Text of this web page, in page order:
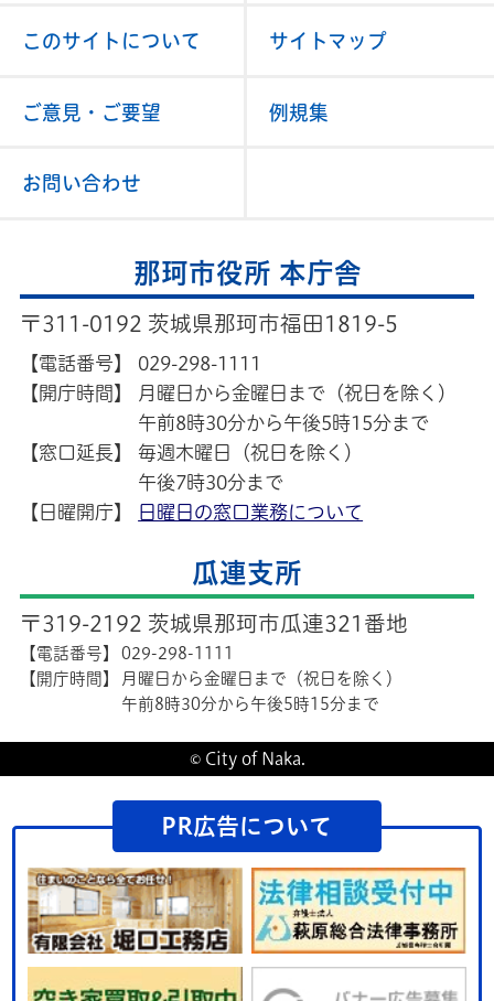
このサイトについて サイトマップ
ご意見・ご要望 例規集
お問い合わせ
那珂市役所 本庁舎
〒311-0192 茨城県那珂市福田1819-5
【電話番号】
029-298-1111
【開庁時間】
月曜日から金曜日まで（祝日を除く）
午前8時30分から午後5時15分まで
【窓口延長】
毎週木曜日（祝日を除く）
午後7時30分まで
【日曜開庁】
日曜日の窓口業務について
瓜連支所
〒319-2192 茨城県那珂市瓜連321番地
【電話番号】
029-298-1111
【開庁時間】
月曜日から金曜日まで（祝日を除く）
午前8時30分から午後5時15分まで
© City of Naka.
PR広告について